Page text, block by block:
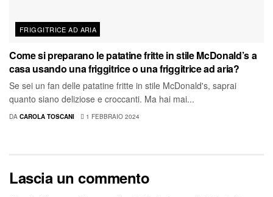
FRIGGITRICE AD ARIA
Come si preparano le patatine fritte in stile McDonald’s a
casa usando una friggitrice o una friggitrice ad aria?
Se sei un fan delle patatine fritte in stile McDonald's, saprai
quanto siano deliziose e croccanti. Ma hai mai...
DA CAROLA TOSCANI 1 FEBBRAIO 2024
Lascia un commento